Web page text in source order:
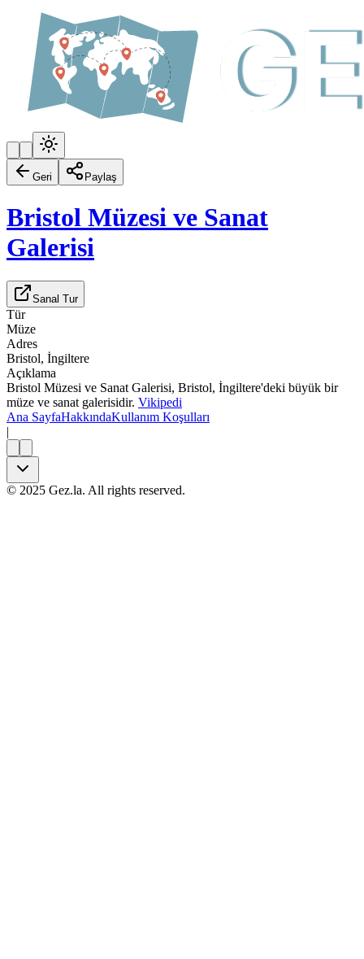
Geri Paylaş
Bristol Müzesi ve Sanat
Galerisi
Sanal Tur
Tür
Müze
Adres
Bristol, İngiltere
Açıklama
Bristol Müzesi ve Sanat Galerisi, Bristol, İngiltere'deki büyük bir
müze ve sanat galerisidir. Vikipedi
Ana SayfaHakkındaKullanım Koşulları
|
© 2025 Gez.la. All rights reserved.